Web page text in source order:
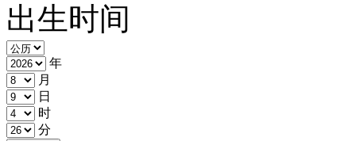
出生时间
年
月
日
时
分